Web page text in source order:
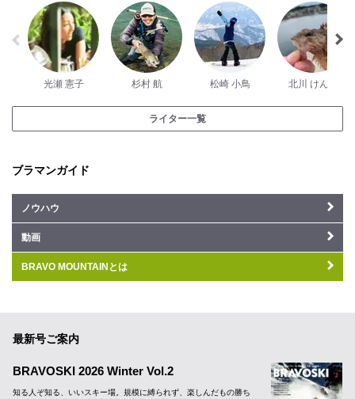
光瀬 憲子 杉村 航 松崎 小鳥 北川 けんじ
ライター一覧
ブラマンガイド
ノウハウ
動画
BRAVO MOUNTAINとは
最新号ご案内
BRAVOSKI 2026 Winter Vol.2
知る人ぞ知る、いいスキー場。規模に縛られず、楽しんだもの勝ち